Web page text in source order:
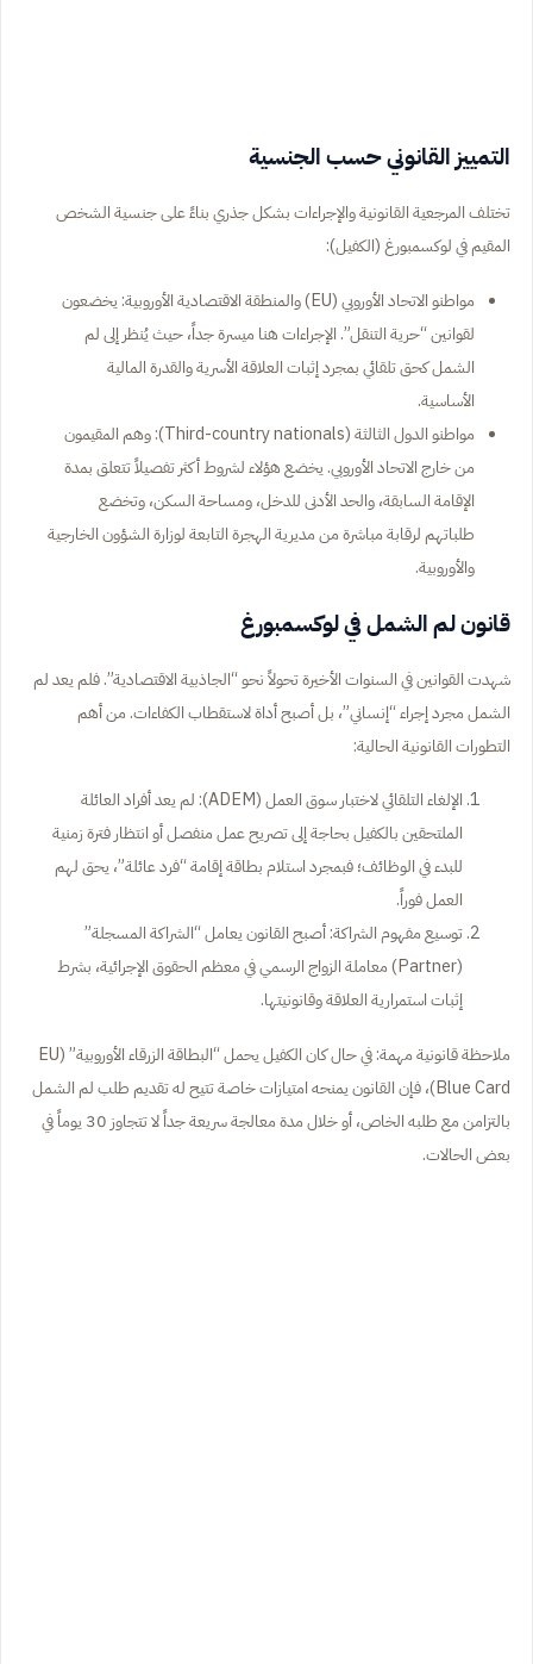
التمييز القانوني حسب الجنسية
تختلف المرجعية القانونية والإجراءات بشكل جذري بناءً على جنسية الشخص
المقيم في لوكسمبورغ (الكفيل):
مواطنو الاتحاد الأوروبي (EU) والمنطقة الاقتصادية الأوروبية: يخضعون
لقوانين “حرية التنقل”. الإجراءات هنا ميسرة جداً، حيث يُنظر إلى لم
الشمل كحق تلقائي بمجرد إثبات العلاقة الأسرية والقدرة المالية
الأساسية.
مواطنو الدول الثالثة (Third-country nationals): وهم المقيمون
من خارج الاتحاد الأوروبي. يخضع هؤلاء لشروط أكثر تفصيلاً تتعلق بمدة
الإقامة السابقة، والحد الأدنى للدخل، ومساحة السكن، وتخضع
طلباتهم لرقابة مباشرة من مديرية الهجرة التابعة لوزارة الشؤون الخارجية
والأوروبية.
قانون لم الشمل في لوكسمبورغ
شهدت القوانين في السنوات الأخيرة تحولاً نحو “الجاذبية الاقتصادية”. فلم يعد لم
الشمل مجرد إجراء “إنساني”، بل أصبح أداة لاستقطاب الكفاءات. من أهم
التطورات القانونية الحالية:
الإلغاء التلقائي لاختبار سوق العمل (ADEM): لم يعد أفراد العائلة
الملتحقين بالكفيل بحاجة إلى تصريح عمل منفصل أو انتظار فترة زمنية
للبدء في الوظائف؛ فبمجرد استلام بطاقة إقامة “فرد عائلة”، يحق لهم
العمل فوراً.
توسيع مفهوم الشراكة: أصبح القانون يعامل “الشراكة المسجلة”
(Partner) معاملة الزواج الرسمي في معظم الحقوق الإجرائية، بشرط
إثبات استمرارية العلاقة وقانونيتها.
ملاحظة قانونية مهمة: في حال كان الكفيل يحمل “البطاقة الزرقاء الأوروبية” (EU
Blue Card)، فإن القانون يمنحه امتيازات خاصة تتيح له تقديم طلب لم الشمل
بالتزامن مع طلبه الخاص، أو خلال مدة معالجة سريعة جداً لا تتجاوز 30 يوماً في
بعض الحالات.